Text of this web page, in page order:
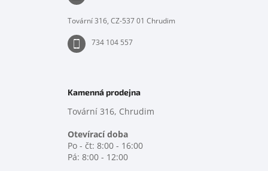
Tovární 316, CZ-537 01 Chrudim
734 104 557
Kamenná prodejna
Tovární 316, Chrudim
Otevírací doba
Po - čt: 8:00 - 16:00
Pá: 8:00 - 12:00